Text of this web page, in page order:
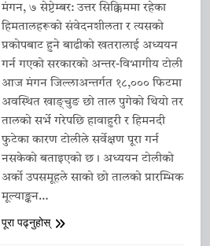
मंगन, ७ सेप्टेम्बर: उत्तर सिक्किममा रहेका
हिमतालहरूको संवेदनशीलता र त्यसको
प्रकोपबाट हुने बाढीको खतरालाई अध्ययन
गर्न गएको सरकारको अन्तर-विभागीय टोली
आज मंगन जिल्लाअन्तर्गत १८,००० फिटमा
अवस्थित खाङ्चुङ छो ताल पुगेको थियो तर
तालको सर्भे गरेपछि हावाहुरी र हिमनदी
फुटेका कारण टोलीले सर्वेक्षण पूरा गर्न
नसकेको बताइएको छ। अध्ययन टोलीको
अर्को उपसमूहले साको छो तालको प्रारम्भिक
मूल्याङ्कन…
पूरा पढ्नुहोस्